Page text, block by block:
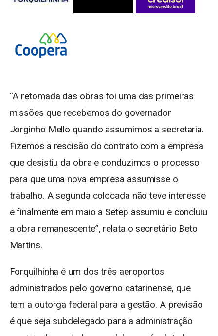
“A retomada das obras foi uma das primeiras
missões que recebemos do governador
Jorginho Mello quando assumimos a secretaria.
Fizemos a rescisão do contrato com a empresa
que desistiu da obra e conduzimos o processo
para que uma nova empresa assumisse o
trabalho. A segunda colocada não teve interesse
e finalmente em maio a Setep assumiu e concluiu
a obra remanescente”, relata o secretário Beto
Martins.
Forquilhinha é um dos três aeroportos
administrados pelo governo catarinense, que
tem a outorga federal para a gestão. A previsão
é que seja subdelegado para a administração